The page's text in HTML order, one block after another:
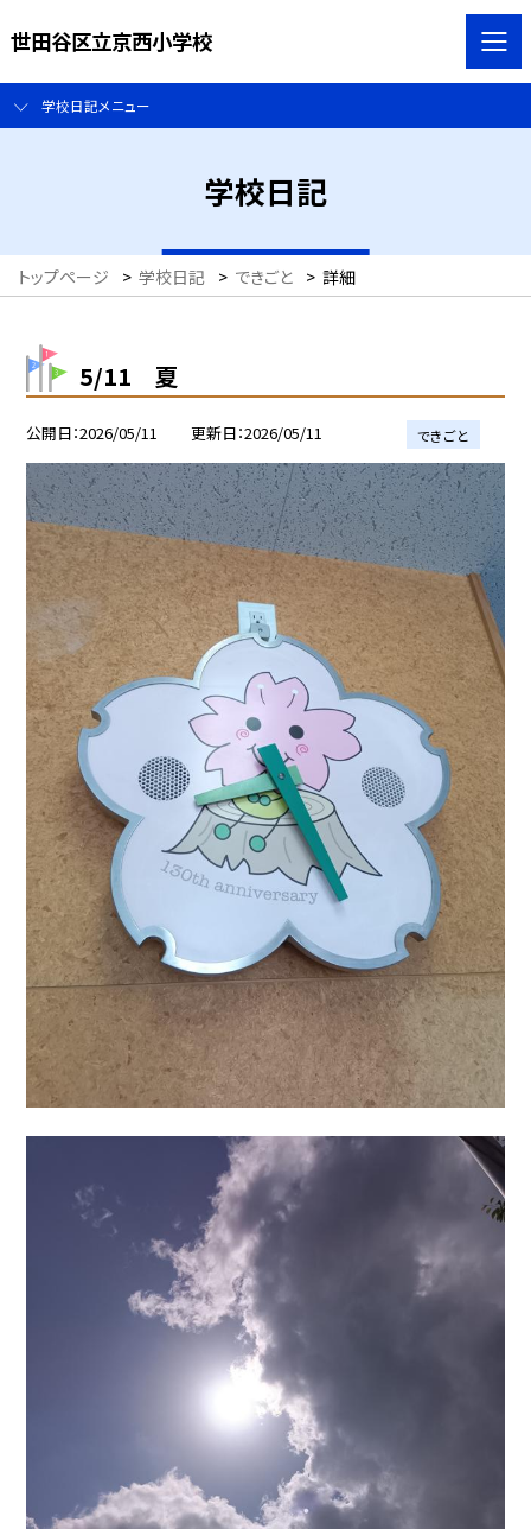
世田谷区立京西小学校
学校日記メニュー
学校日記
トップページ > 学校日記 > できごと > 詳細
5/11 夏
公開日 2026/05/11 更新日 2026/05/11 できごと